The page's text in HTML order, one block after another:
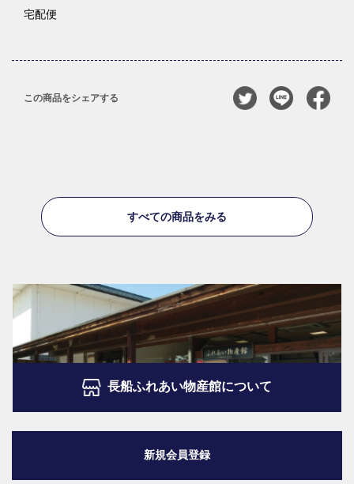
宅配便
この商品をシェアする
すべての商品をみる
長船ふれあい物産館について
新規会員登録